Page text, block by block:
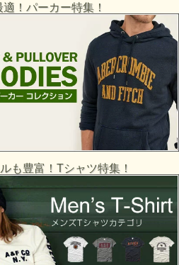
！パーカー特集！
も豊富！Tシャツ特集！